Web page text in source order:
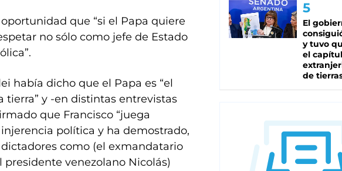
que “si el Papa quiere
no sólo como jefe de Estado
había dicho que el Papa es “el
y -en distintas entrevistas
que Francisco “juega
política y ha demostrado,
como (el exmandatario
venezolano Nicolás)
El
y tuvo
el
de